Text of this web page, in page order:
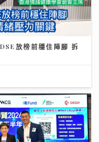
放榜前穩住陣腳 拆